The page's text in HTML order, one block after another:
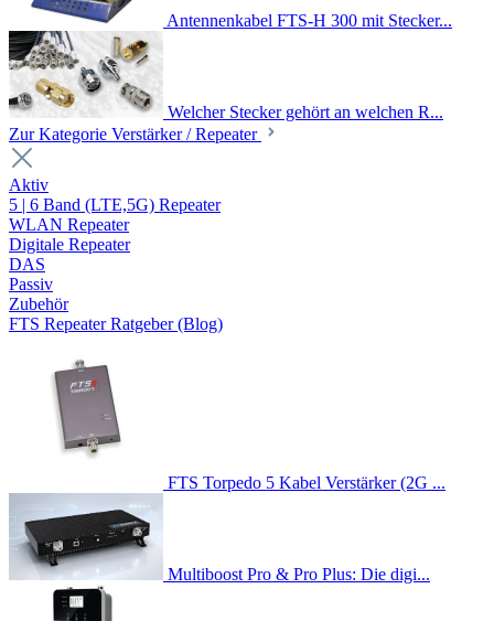
Antennenkabel FTS-H 300 mit Stecker...
Welcher Stecker gehört an welchen R...
Zur Kategorie Verstärker / Repeater
Aktiv
5 | 6 Band (LTE,5G) Repeater
WLAN Repeater
Digitale Repeater
DAS
Passiv
Zubehör
FTS Repeater Ratgeber (Blog)
FTS Torpedo 5 Kabel Verstärker (2G ...
Multiboost Pro & Pro Plus: Die digi...